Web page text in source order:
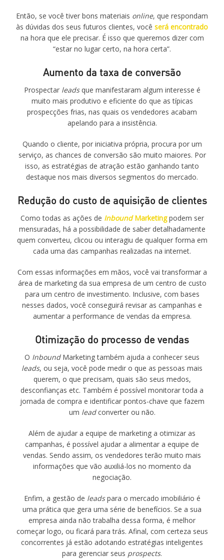
Então, se você tiver bons materiais online, que respondam
às dúvidas dos seus futuros clientes, você será encontrado
na hora que ele precisar. É isso que queremos dizer com
“estar no lugar certo, na hora certa”.
Aumento da taxa de conversão
Prospectar leadsque manifestaram algum interesse é
muito mais produtivo e eficiente do que as típicas
prospecções frias, nas quais os vendedores acabam
apelando para a insistência.
Quando o cliente, por iniciativa própria, procura por um
serviço, as chances de conversão são muito maiores. Por
isso, as estratégias de atração estão ganhando tanto
destaque nos mais diversos segmentos do mercado.
Redução do custo de aquisição de clientes
Como todas as ações de InboundMarketingpodem ser
mensuradas, há a possibilidade de saber detalhadamente
quem converteu, clicou ou interagiu de qualquer forma em
cada uma das campanhas realizadas na internet.
Com essas informações em mãos, você vai transformar a
área de marketing da sua empresa de um centro de custo
para um centro de investimento. Inclusive, com bases
nesses dados, você conseguirá revisar as campanhas e
aumentar a performance de vendas da empresa.
Otimização do processo de vendas
O InboundMarketing também ajuda a conhecer seus
leads, ou seja, você pode medir o que as pessoas mais
querem, o que precisam, quais são seus medos,
desconfianças etc. Também é possível monitorar toda a
jornada de compra e identificar pontos-chave que fazem
um leadconverter ou não.
Além de ajudar a equipe de marketing a otimizar as
campanhas, é possível ajudar a alimentar a equipe de
vendas. Sendo assim, os vendedores terão muito mais
informações que vão auxiliá-los no momento da
negociação.
Enfim, a gestão de leadspara o mercado imobiliário é
uma prática que gera uma série de benefícios. Se a sua
empresa ainda não trabalha dessa forma, é melhor
começar logo, ou ficará para trás. Afinal, com certeza seus
concorrentes já estão adotando estratégias inteligentes
para gerenciar seus prospects.